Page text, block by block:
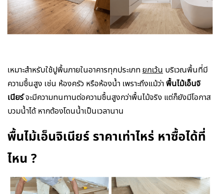
เหมาะสำหรับใช้ปูพื้นภายในอาคารทุกประเภทยกเว้น บริเวณพื้นที่มี
ความชื้นสูง เช่น ห้องครัว หรือห้องน้ำ เพราะถึงแม้ว่าพื้นไม้เอ็นจิ
เนียร์จะมีความทนทานต่อความชื้นสูงกว่าพื้นไม้จริง แต่ก็ยังมีโอกาส
บวมน้ำได้ หากต้องโดนน้ำเป็นเวลานาน
พื้นไม้เอ็นจิเนียร์ ราคาเท่าไหร่ หาซื้อได้ที่
ไหน ?